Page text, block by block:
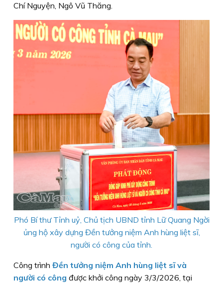
Chí Nguyện, Ngô Vũ Thăng.
Phó Bí thư Tỉnh uỷ, Chủ tịch UBND tỉnh Lữ Quang Ngời
ủng hộ xây dựng Đền tưởng niệm Anh hùng liệt sĩ,
người có công của tỉnh.
Công trình Đền tưởng niệm Anh hùng liệt sĩ và
người có công được khởi công ngày 3/3/2026, tại